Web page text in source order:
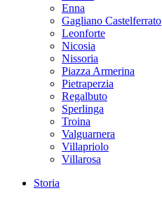
Enna
Gagliano Castelferrato
Leonforte
Nicosia
Nissoria
Piazza Armerina
Pietraperzia
Regalbuto
Sperlinga
Troina
Valguarnera
Villapriolo
Villarosa
Storia